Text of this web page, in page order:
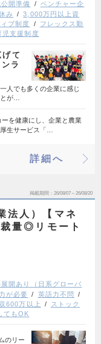
開準備
ベンチャー企
み
3,000万円以上資
ブ制度
フレックス勤
児支援制度
て
ラ
人でも多くの企業に感じ
が…
を健康にし、企業と農業
生サービス「…
詳細へ
掲載期間 26/08/07～26/08/20
法人）【マネ
量◎リモート
展開あり（日系グローバ
が必要
英語力不問
600万以上
ストック
てもOK
のリー